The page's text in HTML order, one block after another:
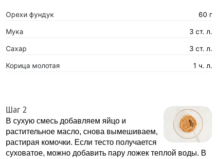
Орехи фундук 60 г
Мука 3 ст. л.
Сахар 3 ст. л.
Корица молотая 1 ч. л.
Шаг 2
В сухую смесь добавляем яйцо и
растительное масло, снова вымешиваем,
растирая комочки. Если тесто получается
суховатое, можно добавить пару ложек теплой воды. В